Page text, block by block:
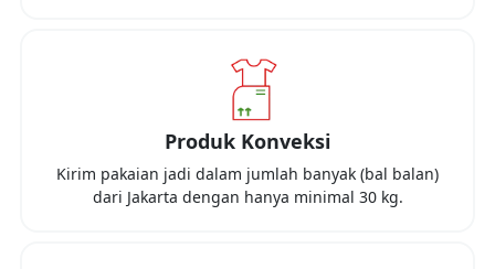
Produk Konveksi
Kirim pakaian jadi dalam jumlah banyak (bal balan)
dari Jakarta dengan hanya minimal 30 kg.